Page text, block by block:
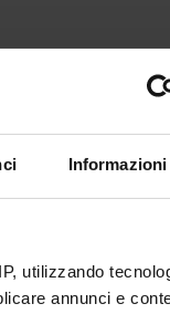
utilizzando
annunci e